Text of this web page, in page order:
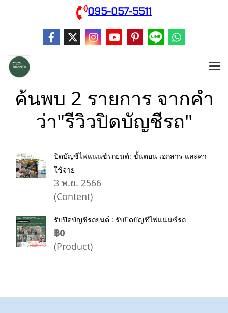
095-057-5511
ค้นพบ 2 รายการ จากคำ
ว่า"รีวิวปิดบัญชีรถ"
ปิดบัญชีไฟแนนซ์รถยนต์: ขั้นตอน เอกสาร และค่า
ใช้จ่าย
3 พ.ย. 2566
(Content)
รับปิดบัญชีรถยนต์ : รับปิดบัญชีไฟแนนซ์รถ
฿0
(Product)